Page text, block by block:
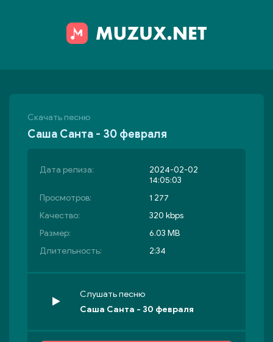
Скачать песню
Саша Санта - 30 февраля
Дата релиза:
2024-02-02
14:05:03
Просмотров:
1 277
Качество:
320 kbps
Размер:
6.03 MB
Длительность:
2:34
Слушать песню
Саша Санта - 30 февраля